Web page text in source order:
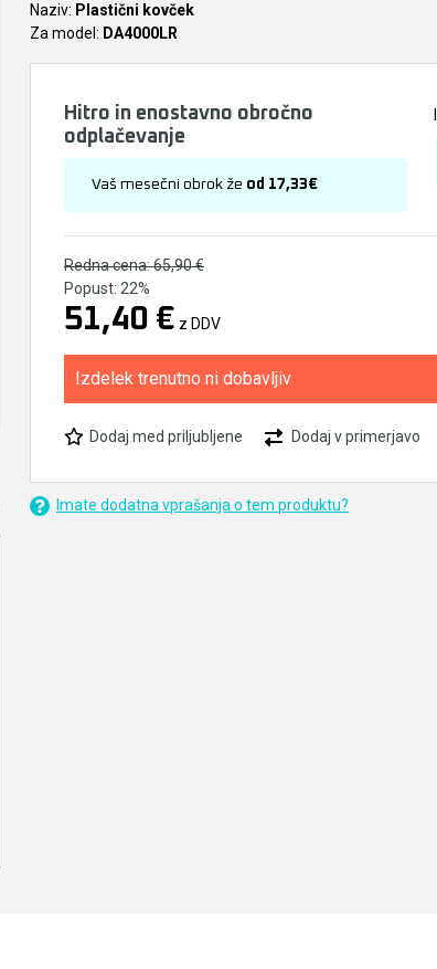
Naziv: Plastični kovček
Za model: DA4000LR
Hitro in enostavno obročno
odplačevanje
Vaš mesečni obrok že od 17,33€
Redna cena:65,90 €
Popust: 22%
51,40 € z DDV
Izdelek trenutno ni dobavljiv
Dodaj med priljubljene Dodaj v primerjavo
Imate dodatna vprašanja o tem produktu?